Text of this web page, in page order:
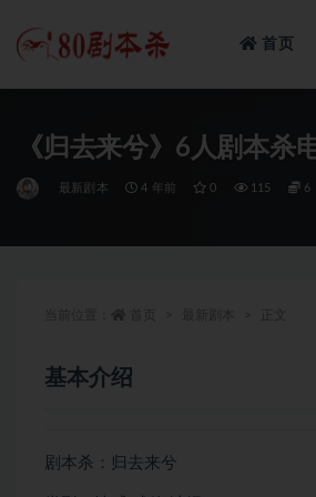
首页
《归去来兮》6人剧本杀
最新剧本 4 年前 0 115 6
基本介绍
剧本杀：归去来兮